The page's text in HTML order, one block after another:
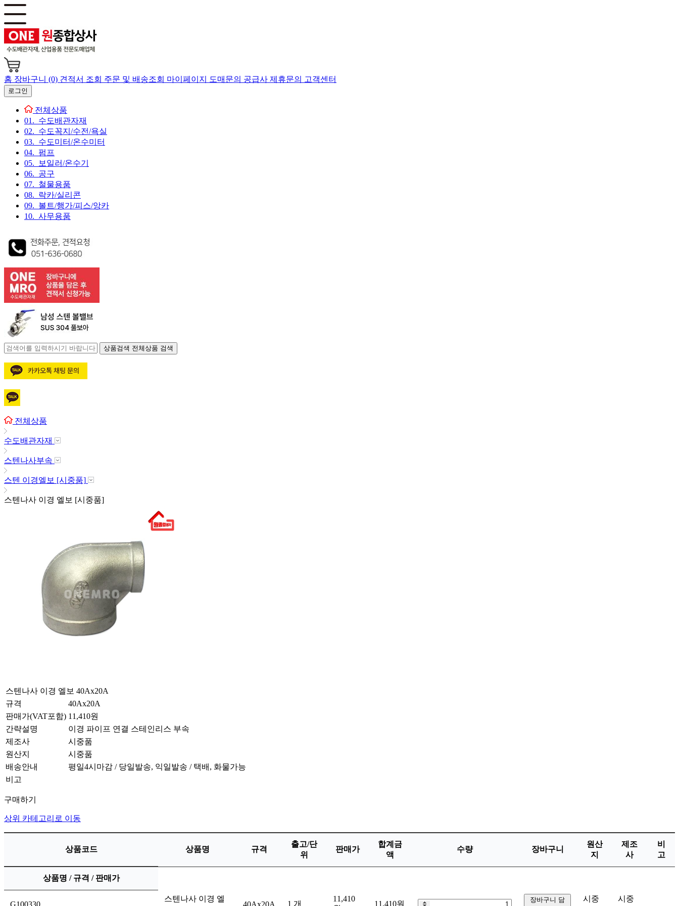
홈 장바구니 (0) 견적서 조회 주문 및 배송조회 마이페이지 도매문의 공급사 제휴문의 고객센터
로그인
전체상품
01. 수도배관자재
02. 수도꼭지/수전/욕실
03. 수도미터/온수미터
04. 펌프
05. 보일러/온수기
06. 공구
07. 철물용품
08. 락카/실리콘
09. 볼트/행가/피스/앙카
10. 사무용품
상품검색 전체상품 검색
전체상품
수도배관자재
스텐나사부속
스텐 이경엘보 [시중품]
스텐나사 이경 엘보 [시중품]
스텐나사 이경 엘보 40Ax20A
규격
40Ax20A
판매가(VAT포함) 11,410원
간략설명
이경 파이프 연결 스테인리스 부속
제조사
시중품
원산지
시중품
배송안내
평일4시마감 / 당일발송, 익일발송 / 택배, 화물가능
비고
구매하기
상위 카테고리로 이동
상품코드 상품명 규격
출고/단
위
판매가
합계금
액
수량 장바구니
원산
지
제조
사
비
고
상품명 / 규격 / 판매가
G100330
스텐나사 이경 엘
40Ax20A 1 개
11,410
11,410원
장바구니 담
시중
시중